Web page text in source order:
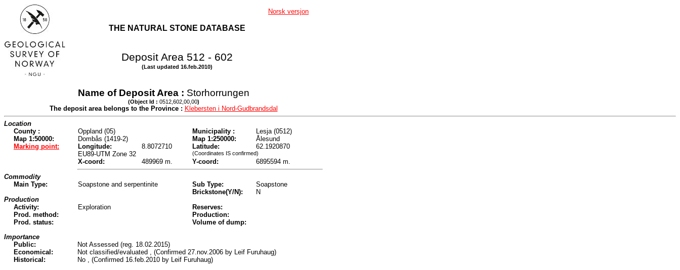
Norsk versjon
THE NATURAL STONE DATABASE
Deposit Area 512 - 602
(Last updated 16.feb.2010)
Name of Deposit Area : Storhorrungen
(Object Id : 0512,602,00,00)
The deposit area belongs to the Province : Klebersten i Nord-Gudbrandsdal
Location
County :
Oppland (05) Municipality :
Lesja (0512)
Map 1:50000:
Dombås (1419-2) Map 1:250000:
Ålesund
Marking point:
Longitude: 8.8072710 Latitude:
62.1920870
EU89-UTM Zone 32
(Coordinates IS confirmed)
X-coord: 489969 m. Y-coord:
6895594 m.
Commodity
Main Type:
Soapstone and serpentinite Sub Type:
Soapstone
Brickstone(Y/N):
N
Production
Activity:
Exploration
Reserves:
Prod. method:
Production:
Prod. status:
Volume of dump:
Importance
Public:
Not Assessed (reg. 18.02.2015)
Economical:
Not classified/evaluated , (Confirmed 27.nov.2006 by Leif Furuhaug)
Historical:
No , (Confirmed 16.feb.2010 by Leif Furuhaug)